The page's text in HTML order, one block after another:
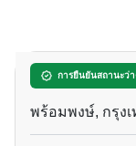
การยืนยันสถานะว่
คอนโดเลต
พร้อมพงษ์, กรุง